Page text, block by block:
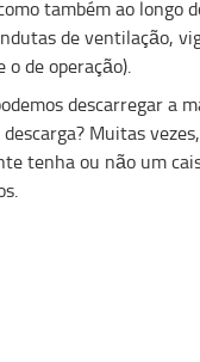
também ao longo
de ventilação,
o de operação).
descarregar a
descarga? Muitas
tenha ou não um